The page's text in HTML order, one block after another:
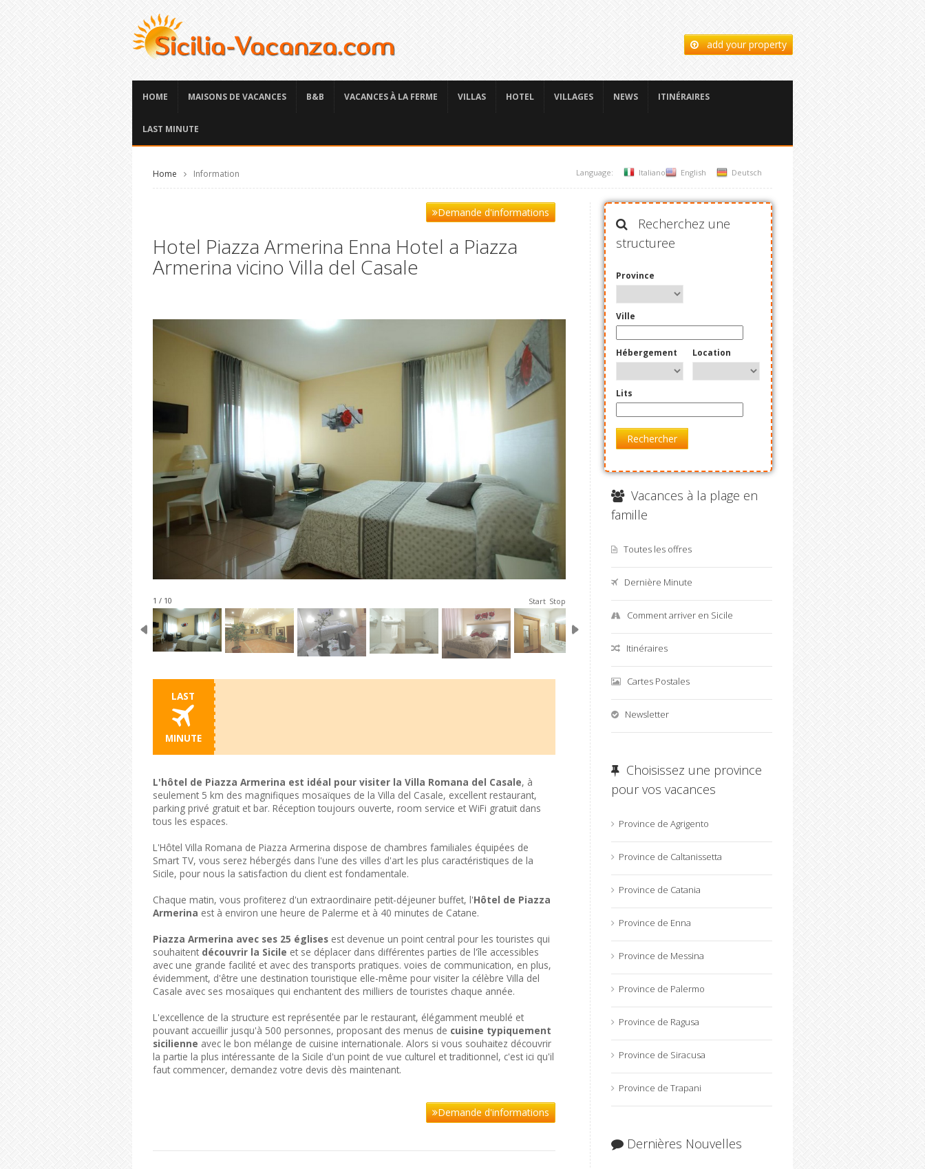
add your property
HOME MAISONS DE VACANCES B&B VACANCES À LA FERME VILLAS HOTEL VILLAGES NEWS ITINÉRAIRES
LAST MINUTE
Home Information Language: Italiano English Deutsch
Demande d'informations
Hotel Piazza Armerina Enna Hotel a Piazza
Armerina vicino Villa del Casale
1 / 10 Start Stop
LAST
MINUTE
L'hôtel de Piazza Armerina est idéal pour visiter la Villa Romana del Casale, à
seulement 5 km des magnifiques mosaïques de la Villa del Casale, excellent restaurant,
parking privé gratuit et bar. Réception toujours ouverte, room service et WiFi gratuit dans
tous les espaces.
L'Hôtel Villa Romana de Piazza Armerina dispose de chambres familiales équipées de
Smart TV, vous serez hébergés dans l'une des villes d'art les plus caractéristiques de la
Sicile, pour nous la satisfaction du client est fondamentale.
Chaque matin, vous profiterez d'un extraordinaire petit-déjeuner buffet, l'Hôtel de Piazza
Armerina est à environ une heure de Palerme et à 40 minutes de Catane.
Piazza Armerina avec ses 25 églises est devenue un point central pour les touristes qui
souhaitent découvrir la Sicile et se déplacer dans différentes parties de l'île accessibles
avec une grande facilité et avec des transports pratiques. voies de communication, en plus,
évidemment, d'être une destination touristique elle-même pour visiter la célèbre Villa del
Casale avec ses mosaïques qui enchantent des milliers de touristes chaque année.
L'excellence de la structure est représentée par le restaurant, élégamment meublé et
pouvant accueillir jusqu'à 500 personnes, proposant des menus de cuisine typiquement
sicilienne avec le bon mélange de cuisine internationale. Alors si vous souhaitez découvrir
la partie la plus intéressante de la Sicile d'un point de vue culturel et traditionnel, c'est ici qu'il
faut commencer, demandez votre devis dès maintenant.
Demande d'informations
Recherchez une
structuree
Province
Ville
Hébergement Location
Lits
Rechercher
Vacances à la plage en
famille
Toutes les offres
Dernière Minute
Comment arriver en Sicile
Itinéraires
Cartes Postales
Newsletter
Choisissez une province
pour vos vacances
Province de Agrigento
Province de Caltanissetta
Province de Catania
Province de Enna
Province de Messina
Province de Palermo
Province de Ragusa
Province de Siracusa
Province de Trapani
Dernières Nouvelles